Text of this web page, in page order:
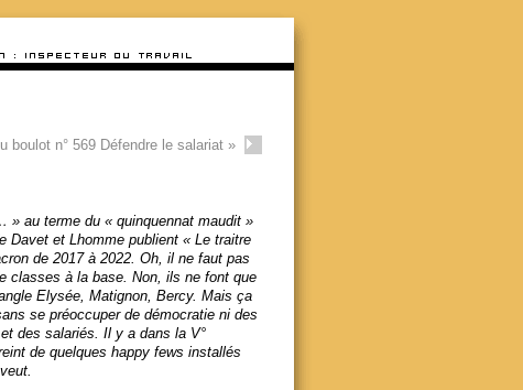
boulot n° 569 Défendre le salariat»
» au terme du « quinquennat maudit »
Davet et Lhomme publient « Le traitre
de 2017 à 2022. Oh, il ne faut pas
classes à la base. Non, ils ne font que
Elysée, Matignon, Bercy. Mais ça
se préoccuper de démocratie ni des
des salariés. Il y a dans la V°
de quelques happy fews installés